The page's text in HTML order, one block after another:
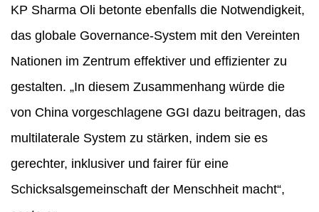
KP Sharma Oli betonte ebenfalls die Notwendigkeit,
das globale Governance-System mit den Vereinten
Nationen im Zentrum effektiver und effizienter zu
gestalten. „In diesem Zusammenhang würde die
von China vorgeschlagene GGI dazu beitragen, das
multilaterale System zu stärken, indem sie es
gerechter, inklusiver und fairer für eine
Schicksalsgemeinschaft der Menschheit macht“,